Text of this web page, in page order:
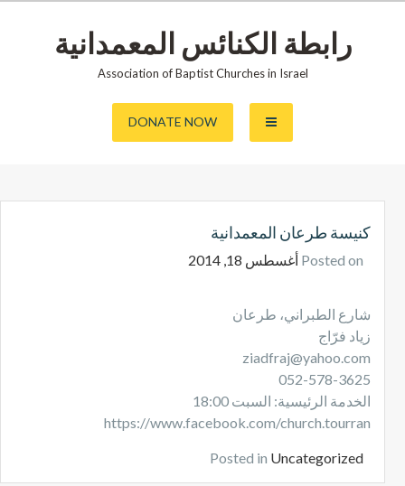
رابطة الكنائس المعمدانية
Association of Baptist Churches in Israel
DONATE NOW
كنيسة طرعان المعمدانية
Posted on أغسطس 18, 2014
شارع الطبراني، طرعان
زياد فرّاج
ziadfraj@yahoo.com
052-578-3625
الخدمة الرئيسية: السبت 18:00
https://www.facebook.com/church.tourran
Posted in Uncategorized